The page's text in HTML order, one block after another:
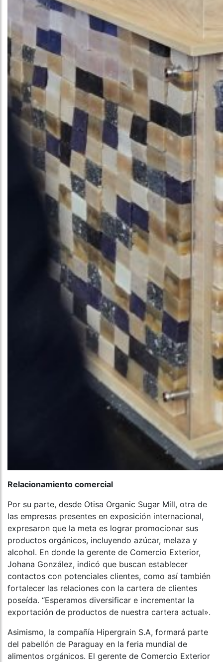
Relacionamiento comercial
Por su parte, desde Otisa Organic Sugar Mill, otra de
las empresas presentes en exposición internacional,
expresaron que la meta es lograr promocionar sus
productos orgánicos, incluyendo azúcar, melaza y
alcohol. En donde la gerente de Comercio Exterior,
Johana González, indicó que buscan establecer
contactos con potenciales clientes, como así también
fortalecer las relaciones con la cartera de clientes
poseída. “Esperamos diversificar e incrementar la
exportación de productos de nuestra cartera actual».
Asimismo, la compañía Hipergrain S.A, formará parte
del pabellón de Paraguay en la feria mundial de
alimentos orgánicos. El gerente de Comercio Exterior